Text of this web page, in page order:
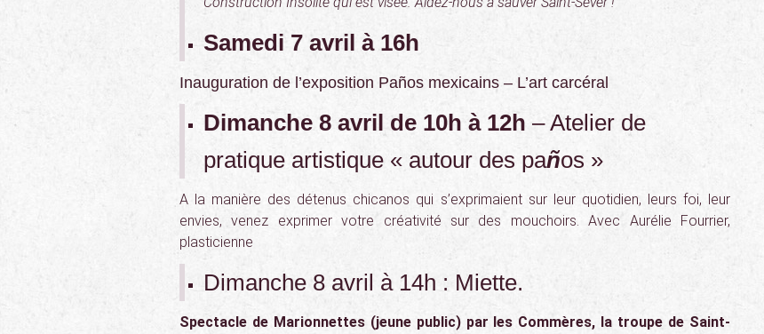
Samedi 7 avril à 16h
Inauguration de l’exposition Paños mexicains – L’art carcéral
Dimanche 8 avril de 10h à 12h – Atelier de
pratique artistique « autour des paños »
A la manière des détenus chicanos qui s’exprimaient sur leur quotidien, leurs foi, leur
envies, venez exprimer votre créativité sur des mouchoirs. Avec Aurélie Fourrier,
plasticienne
Dimanche 8 avril à 14h : Miette.
Spectacle de Marionnettes (jeune public) par les Commères, la troupe de Saint-